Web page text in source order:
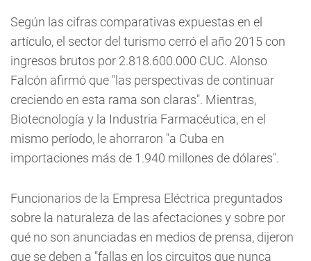
Según las cifras comparativas expuestas en el
artículo, el sector del turismo cerró el año 2015 con
ingresos brutos por 2.818.600.000 CUC. Alonso
Falcón afirmó que "las perspectivas de continuar
creciendo en esta rama son claras". Mientras,
Biotecnología y la Industria Farmacéutica, en el
mismo período, le ahorraron "a Cuba en
importaciones más de 1.940 millones de dólares".
Funcionarios de la Empresa Eléctrica preguntados
sobre la naturaleza de las afectaciones y sobre por
qué no son anunciadas en medios de prensa, dijeron
que se deben a "fallas en los circuitos que nunca